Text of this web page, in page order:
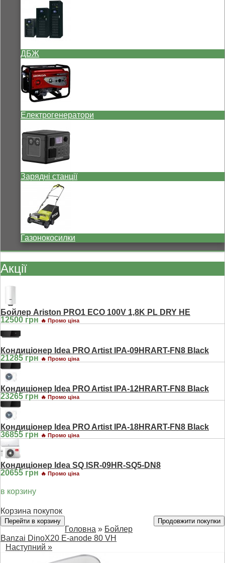
ДБЖ
Електрогенератори
Зарядні станції
Газонокосилки
Акції
Бойлер Ariston PRO1 ECO 100V 1,8K PL DRY HE
12500 грн 🔥 Промо ціна
Кондиціонер Idea PRO Artist IPA-09HRART-FN8 Black
21285 грн 🔥 Промо ціна
Кондиціонер Idea PRO Artist IPA-12HRART-FN8 Black
23265 грн 🔥 Промо ціна
Кондиціонер Idea PRO Artist IPA-18HRART-FN8 Black
36855 грн 🔥 Промо ціна
Кондиціонер Idea SQ ISR-09HR-SQ5-DN8
20655 грн 🔥 Промо ціна
в корзину
Корзина покупок
Перейти в корзину Продовжити покупки
Головна » Бойлер
Banzai DinoX20 E-anode 80 VH
Наступний »